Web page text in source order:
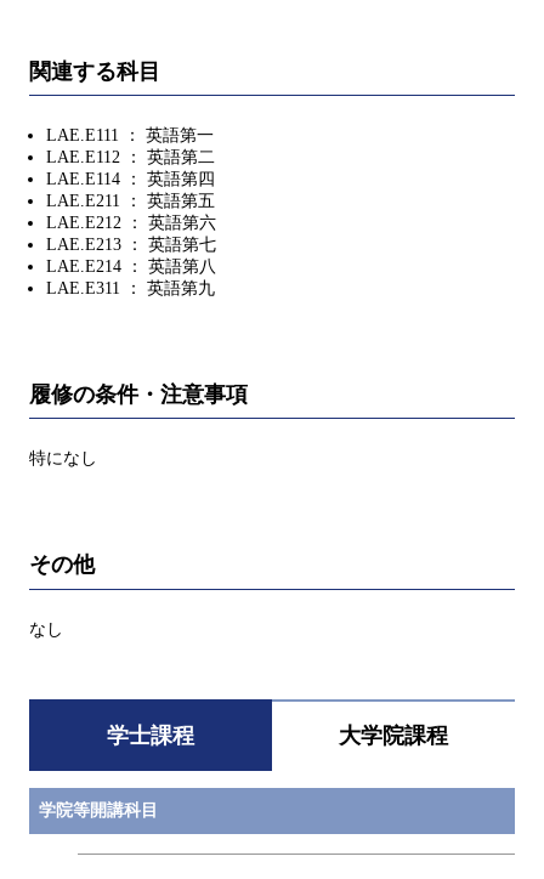
関連する科目
LAE.E111 ： 英語第一
LAE.E112 ： 英語第二
LAE.E114 ： 英語第四
LAE.E211 ： 英語第五
LAE.E212 ： 英語第六
LAE.E213 ： 英語第七
LAE.E214 ： 英語第八
LAE.E311 ： 英語第九
履修の条件・注意事項
特になし
その他
なし
学士課程 大学院課程
学院等開講科目